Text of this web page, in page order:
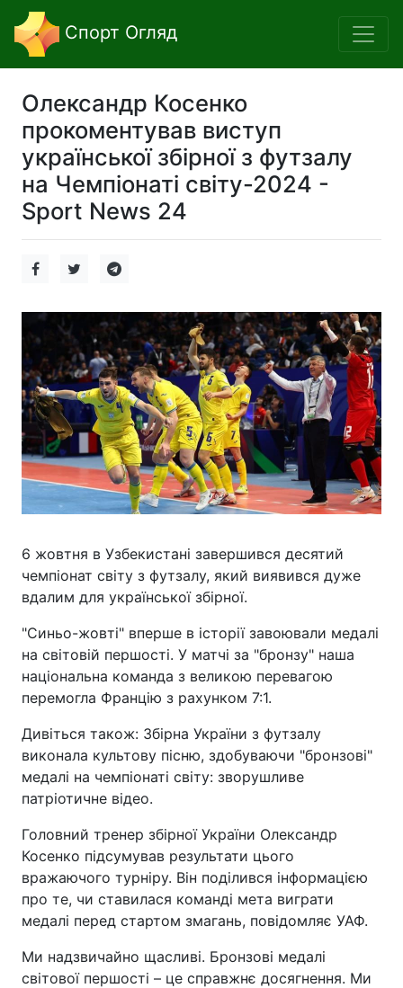
Спорт Огляд
Олександр Косенко
прокоментував виступ
української збірної з футзалу
на Чемпіонаті світу-2024 -
Sport News 24
6 жовтня в Узбекистані завершився десятий
чемпіонат світу з футзалу, який виявився дуже
вдалим для української збірної.
"Синьо-жовті" вперше в історії завоювали медалі
на світовій першості. У матчі за "бронзу" наша
національна команда з великою перевагою
перемогла Францію з рахунком 7:1.
Дивіться також: Збірна України з футзалу
виконала культову пісню, здобуваючи "бронзові"
медалі на чемпіонаті світу: зворушливе
патріотичне відео.
Головний тренер збірної України Олександр
Косенко підсумував результати цього
вражаючого турніру. Він поділився інформацією
про те, чи ставилася команді мета виграти
медалі перед стартом змагань, повідомляє УАФ.
Ми надзвичайно щасливі. Бронзові медалі
світової першості – це справжнє досягнення. Ми